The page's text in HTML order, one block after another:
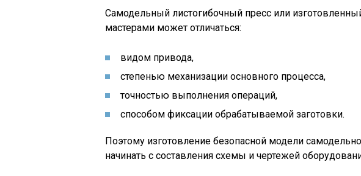
Самодельный листогибочный пресс или
мастерами может отличаться:
видом привода,
степенью механизации основного процесса,
точностью выполнения операций,
способом фиксации обрабатываемой заготовки.
Поэтому изготовление безопасной модели
начинать с составления схемы и чертежей